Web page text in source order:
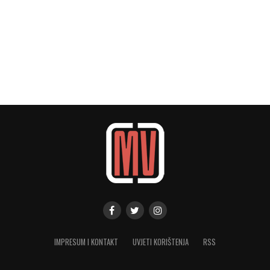
IMPRESUM I KONTAKT UVJETI KORIŠTENJA RSS